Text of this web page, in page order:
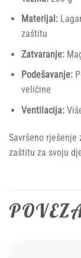
Materijal:
zaštitu
Zatvaranje:
Podešavanje:
veličine
Ventilacija:
Savršeno
zaštitu za svoju